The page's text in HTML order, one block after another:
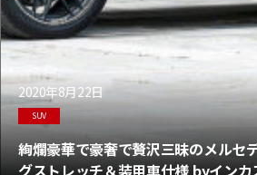
2020年8月22日
SUV
絢爛豪華で豪奢で贅沢三昧のメルセ
グストレッチ＆装甲車仕様 byインカ